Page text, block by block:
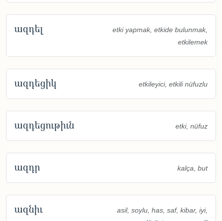
ազդել
etki yapmak, etkide bulunmak,
etkilemek
ազդեցիկ etkileyici, etkili nüfuzlu
ազդեցութիւն etki, nüfuz
ազդր kalça, but
ազնիւ
asil, soylu, has, saf, kibar, iyi,